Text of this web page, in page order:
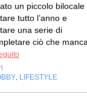
un piccolo bilocale
tutto l’anno e
una serie di
ciò che
LIFESTYLE